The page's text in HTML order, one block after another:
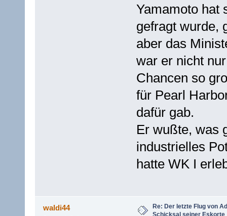
Yamamoto hat
gefragt wurde,
aber das
war er nicht
Chancen so
für Pearl
dafür gab.
Er wußte, was
industrielles
hatte WK I
waldi44
Re: Der letzte Flug von
Schicksal seiner Eskorte